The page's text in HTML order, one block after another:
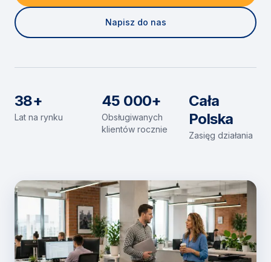
Napisz do nas
38+
Lat na rynku
45 000+
Obsługiwanych
klientów rocznie
Cała
Polska
Zasięg działania